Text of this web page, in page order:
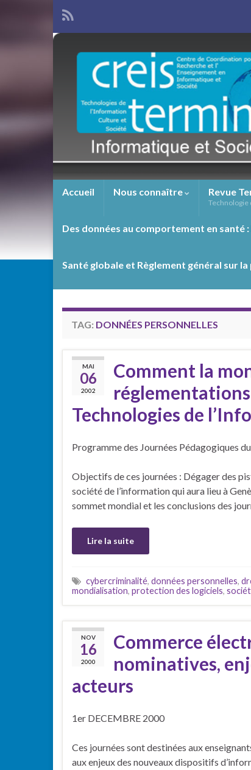
Accueil Nous connaître Revue
Technologie
Des données au comportement en
Santé globale et Règlement général sur
TAG: DONNÉES PERSONNELLES
MAI
06
2002
Comment la
Technologies de
Programme des Journées Pédagogiques
Objectifs de ces journées : Dégager des
société de l’information qui aura lieu à
sommet mondial et les conclusions des
Lire la suite
cybercriminalité, données personnelles,
mondialisation, protection des logiciels,
NOV
16
2000
Commerce
nominatives,
acteurs
1er DECEMBRE 2000
Ces journées sont destinées aux
aux enjeux des nouveaux dispositifs